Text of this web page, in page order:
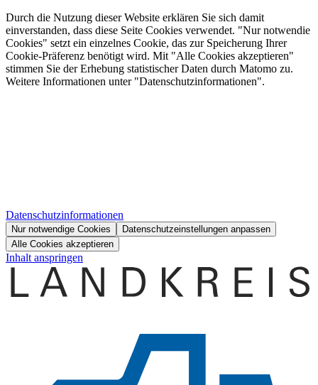
Durch die Nutzung dieser Website erklären Sie sich damit
einverstanden, dass diese Seite Cookies verwendet. "Nur notwendie
Cookies" setzt ein einzelnes Cookie, das zur Speicherung Ihrer
Cookie-Präferenz benötigt wird. Mit "Alle Cookies akzeptieren"
stimmen Sie der Erhebung statistischer Daten durch Matomo zu.
Weitere Informationen unter "Datenschutzinformationen".
Datenschutzinformationen
Nur notwendige Cookies
Datenschutzeinstellungen anpassen
Alle Cookies akzeptieren
Inhalt anspringen